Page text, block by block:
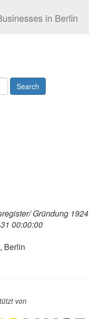
in Berlin
Gründung 1924
00:00:00
Berlin
von